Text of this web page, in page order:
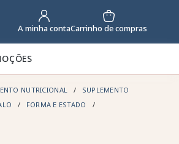
A minha contaCarrinho de compras
NUTRICIONAL
SUPLEMENTO
FORMA E ESTADO